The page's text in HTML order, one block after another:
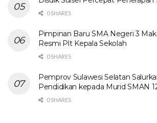
0 SHARES
Pimpinan Baru SMA Negeri 3
Resmi Plt Kepala Sekolah
0 SHARES
Pemprov Sulawesi Selatan
Pendidikan kepada Murid SMAN
0 SHARES